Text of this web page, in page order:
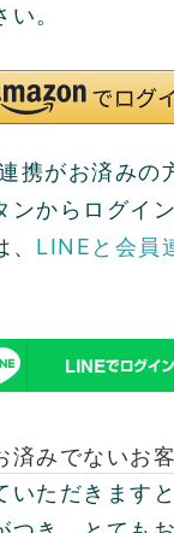
。
携がお済みの
ンからログイ
LINEと会員
済みでないお
いただきます